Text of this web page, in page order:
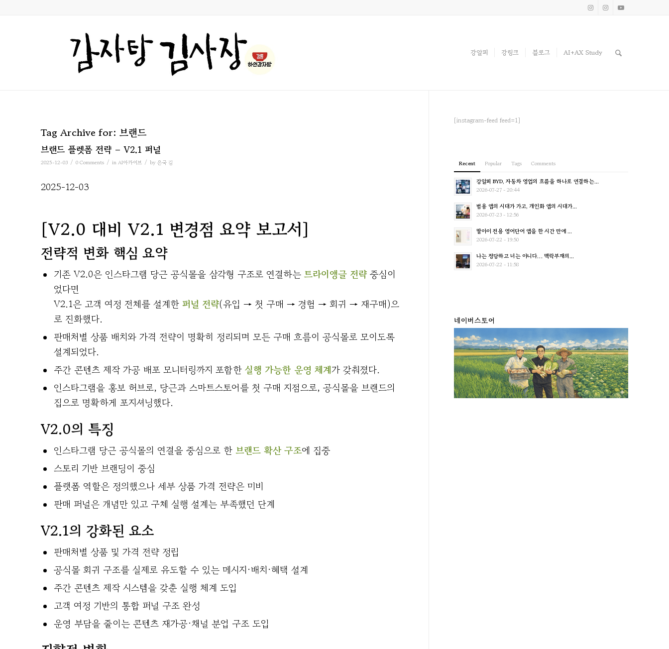
강알피 강링크 블로그 AI+AX Study
Tag Archive for: 브랜드
브랜드 플렛폼 전략 – V2.1 퍼널
2025-12-03 / 0 Comments / in AI아카이브 / by 은국 김
2025-12-03
[V2.0 대비 V2.1 변경점 요약 보고서]
전략적 변화 핵심 요약
기존 V2.0은 인스타그램 당근 공식몰을 삼각형 구조로 연결하는 트라이앵글 전략 중심이
었다면
V2.1은 고객 여정 전체를 설계한 퍼널 전략(유입 → 첫 구매 → 경험 → 회귀 → 재구매)으
로 진화했다.
판매처별 상품 배치와 가격 전략이 명확히 정리되며 모든 구매 흐름이 공식몰로 모이도록
설계되었다.
주간 콘텐츠 제작 가공 배포 모니터링까지 포함한 실행 가능한 운영 체계가 갖춰졌다.
인스타그램을 홍보 허브로, 당근과 스마트스토어를 첫 구매 지점으로, 공식몰을 브랜드의
집으로 명확하게 포지셔닝했다.
V2.0의 특징
인스타그램 당근 공식몰의 연결을 중심으로 한 브랜드 확산 구조에 집중
스토리 기반 브랜딩이 중심
플랫폼 역할은 정의했으나 세부 상품 가격 전략은 미비
판매 퍼널은 개념만 있고 구체 실행 설계는 부족했던 단계
V2.1의 강화된 요소
판매처별 상품 및 가격 전략 정립
공식몰 회귀 구조를 실제로 유도할 수 있는 메시지·배치·혜택 설계
주간 콘텐츠 제작 시스템을 갖춘 실행 체계 도입
고객 여정 기반의 통합 퍼널 구조 완성
운영 부담을 줄이는 콘텐츠 재가공·채널 분업 구조 도입
[instagram-feed feed=1]
Recent Popular Tags Comments
강알피 BYD, 자동차 영업의 흐름을 하나로 연결하는...
2026-07-27 - 20:44
범용 앱의 시대가 가고, 개인화 앱의 시대가...
2026-07-23 - 12:56
딸아이 전용 영어단어 앱을 한 시간 만에 ...
2026-07-22 - 19:50
나는 정당하고 너는 아니다… 맥락부재의...
2026-07-22 - 11:58
네이버스토어